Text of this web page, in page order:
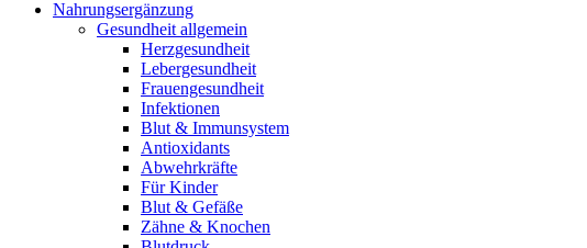
Nahrungsergänzung
Gesundheit allgemein
Herzgesundheit
Lebergesundheit
Frauengesundheit
Infektionen
Blut & Immunsystem
Antioxidants
Abwehrkräfte
Für Kinder
Blut & Gefäße
Zähne & Knochen